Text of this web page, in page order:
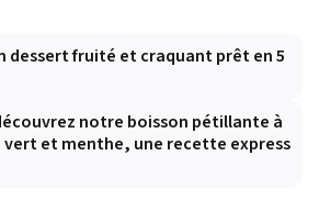
dessert fruité et craquant prêt en 5
notre boisson pétillante à
et menthe, une recette express